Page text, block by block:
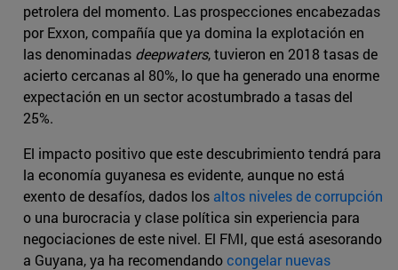
petrolera del momento. Las prospecciones encabezadas
por Exxon, compañía que ya domina la explotación en
las denominadas deepwaters, tuvieron en 2018 tasas de
acierto cercanas al 80%, lo que ha generado una enorme
expectación en un sector acostumbrado a tasas del
25%.
El impacto positivo que este descubrimiento tendrá para
la economía guyanesa es evidente, aunque no está
exento de desafíos, dados los altos niveles de corrupción
o una burocracia y clase política sin experiencia para
negociaciones de este nivel. El FMI, que está asesorando
a Guyana, ya ha recomendandocongelar nuevas